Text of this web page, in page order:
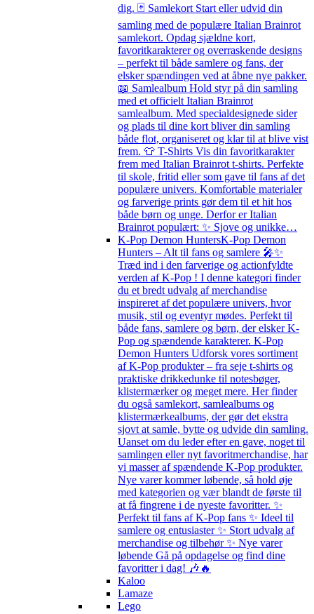
dig. 🃏 Samlekort Start eller udvid din
samling med de populære Italian Brainrot
samlekort. Opdag sjældne kort,
favoritkarakterer og overraskende designs
– perfekt til både samlere og fans, der
elsker spændingen ved at åbne nye pakker.
📖 Samlealbum Hold styr på din samling
med et officielt Italian Brainrot
samlealbum. Med specialdesignede sider
og plads til dine kort bliver din samling
både flot, organiseret og klar til at blive vist
frem. 👕 T-Shirts Vis din favoritkarakter
frem med Italian Brainrot t-shirts. Perfekte
til skole, fritid eller som gave til fans af det
populære univers. Komfortable materialer
og farverige prints gør dem til et hit hos
både børn og unge. Derfor er Italian
Brainrot populært: ✨ Sjove og unikke…
K-Pop Demon HuntersK-Pop Demon
Hunters – Alt til fans og samlere 🎤✨
Træd ind i den farverige og actionfyldte
verden af K-Pop ! I denne kategori finder
du et bredt udvalg af merchandise
inspireret af det populære univers, hvor
musik, stil og eventyr mødes. Perfekt til
både fans, samlere og børn, der elsker K-
Pop og spændende karakterer. K-Pop
Demon Hunters Udforsk vores sortiment
af K-Pop produkter – fra seje t-shirts og
praktiske drikkedunke til notesbøger,
klistermærker og meget mere. Her finder
du også samlekort, samlealbums og
klistermærkealbums, der gør det ekstra
sjovt at samle, bytte og udvide din samling.
Uanset om du leder efter en gave, noget til
samlingen eller nyt favoritmerchandise, har
vi masser af spændende K-Pop produkter.
Nye varer kommer løbende, så hold øje
med kategorien og vær blandt de første til
at få fingrene i de nyeste favoritter. ✨
Perfekt til fans af K-Pop fans ✨ Ideel til
samlere og entusiaster ✨ Stort udvalg af
merchandise og tilbehør ✨ Nye varer
løbende Gå på opdagelse og find dine
favoritter i dag! 🎶🔥
Kaloo
Lamaze
Lego